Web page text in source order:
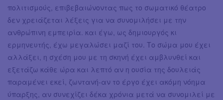
πολιτισμούς, επιβεβαιώνοντας πως το σωματικό θέατρο
δεν χρειάζεται λέξεις για να συνομιλήσει με την
ανθρώπινη εμπειρία. και έγω, ως δημιουργός κι
ερμηνευτής, έχω μεγαλώσει μαζί του. Το σώμα μου έχει
αλλάξει, η σχέση μου με τη σκηνή έχει αμβλυνθεί και
εξετάζω κάθε ώρα και λεπτό αν η ουσία της δουλειάς
παραμένει εκεί, ζωντανή-αν το έργο έχει ακόμη νόημα
ύπαρξης, αν συνεχίζει δέκα χρόνια μετά να συνομιλεί με